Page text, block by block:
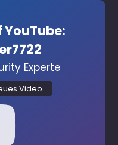
Experte
Video